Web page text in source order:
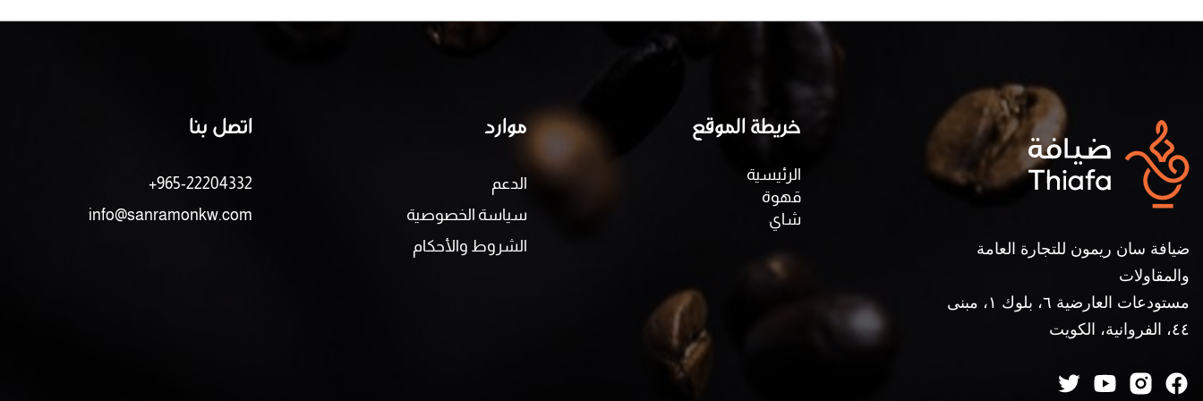
ضيافة سان ريمون للتجارة العامة
والمقاولات
مستودعات العارضية ٦، بلوك ١، مبنى
٤٤، الفروانية، الكويت
خريطة الموقع
الرئيسية
قهوة
شاي
موارد
الدعم
سياسة الخصوصية
الشروط والأحكام
اتصل بنا
+965-22204332
info@sanramonkw.com